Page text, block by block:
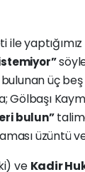
ile
üç
Gölbaşı
bulun”
üzüntü
ve Kadir